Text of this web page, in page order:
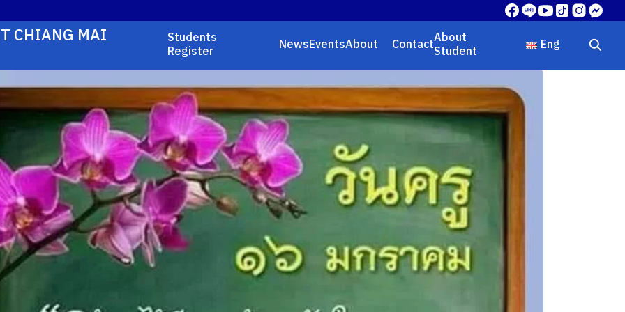
CHIANG MAI Students
Register NewsEventsAbout ContactAbout
Student Eng